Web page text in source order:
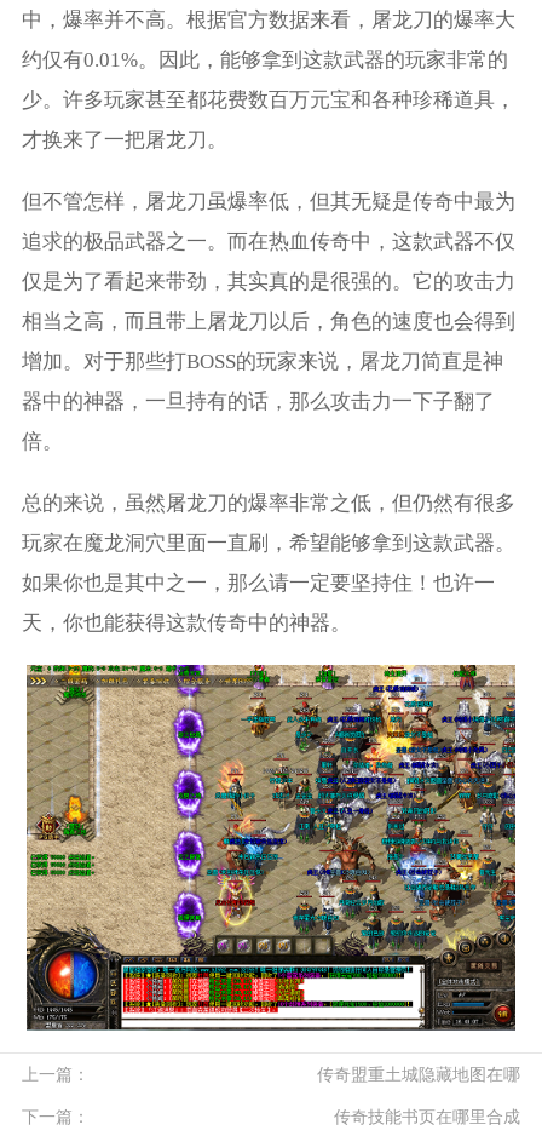
中，爆率并不高。根据官方数据来看，屠龙刀的爆率大
约仅有0.01%。因此，能够拿到这款武器的玩家非常的
少。许多玩家甚至都花费数百万元宝和各种珍稀道具，
才换来了一把屠龙刀。
但不管怎样，屠龙刀虽爆率低，但其无疑是传奇中最为
追求的极品武器之一。而在热血传奇中，这款武器不仅
仅是为了看起来带劲，其实真的是很强的。它的攻击力
相当之高，而且带上屠龙刀以后，角色的速度也会得到
增加。对于那些打BOSS的玩家来说，屠龙刀简直是神
器中的神器，一旦持有的话，那么攻击力一下子翻了
倍。
总的来说，虽然屠龙刀的爆率非常之低，但仍然有很多
玩家在魔龙洞穴里面一直刷，希望能够拿到这款武器。
如果你也是其中之一，那么请一定要坚持住！也许一
天，你也能获得这款传奇中的神器。
上一篇： 传奇盟重土城隐藏地图在哪
下一篇： 传奇技能书页在哪里合成